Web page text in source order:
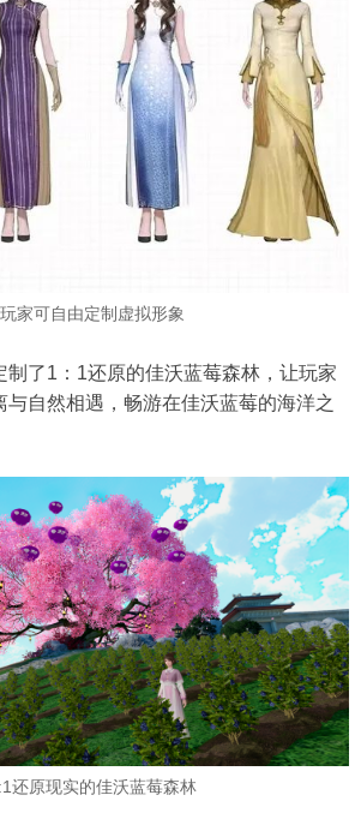
玩家可自由定制虚拟形象
制了1：1还原的佳沃蓝莓森林，让玩家
与自然相遇，畅游在佳沃蓝莓的海洋之
还原现实的佳沃蓝莓森林